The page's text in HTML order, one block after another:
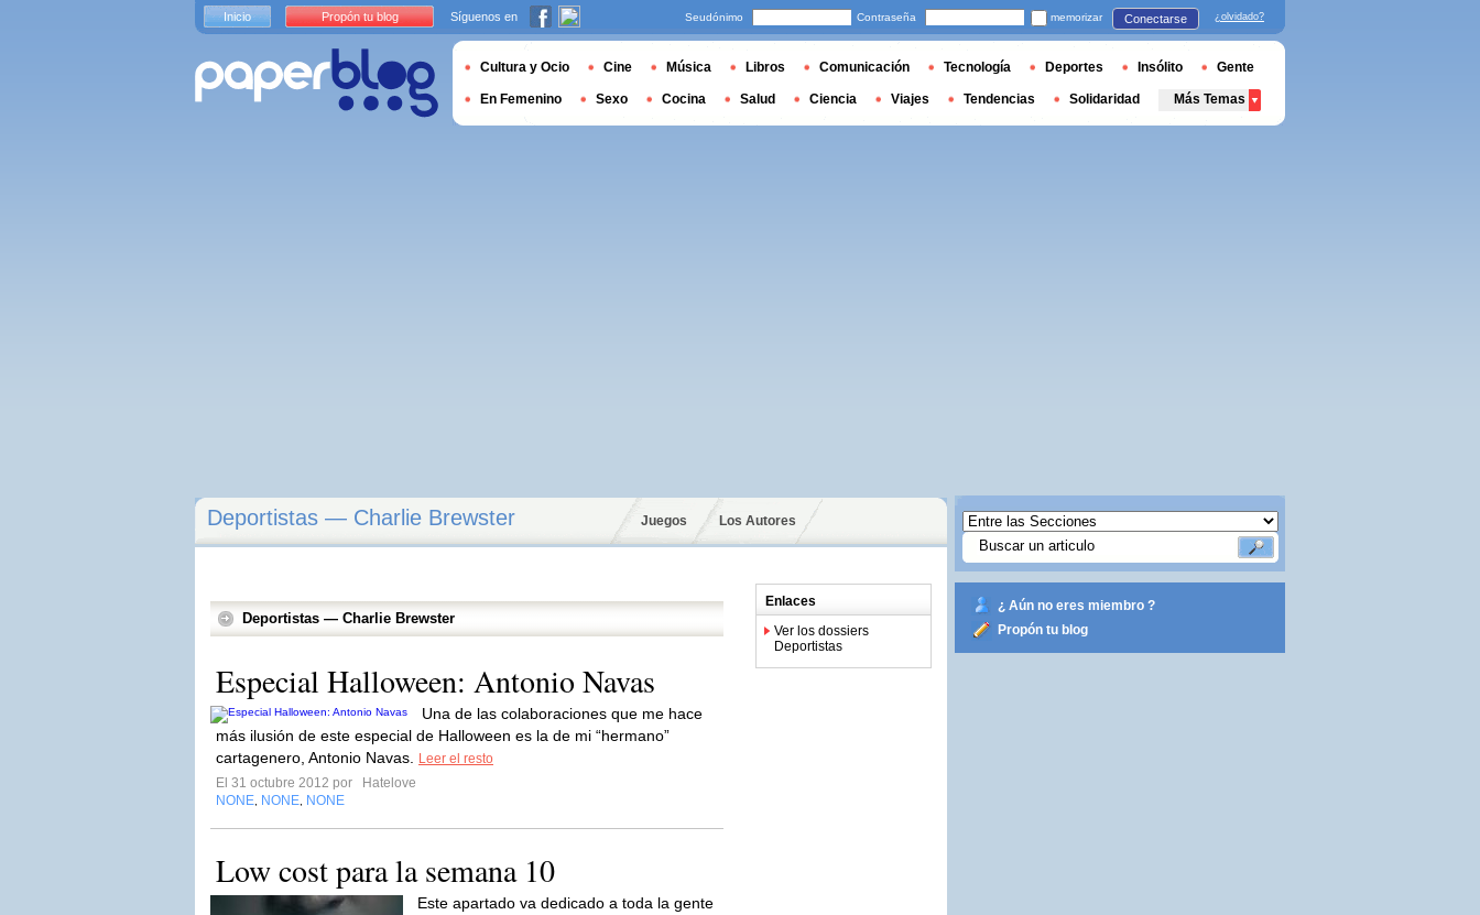
Deportistas — Charlie Brewster Juegos Los Autores
Deportistas — Charlie Brewster
Especial Halloween: Antonio Navas
Una de las colaboraciones que me hace
más ilusión de este especial de Halloween es la de mi “hermano”
cartagenero, Antonio Navas.
Leer el resto
El 31 octubre 2012 por
Hatelove
NONE NONE NONE
Low cost para la semana 10
Este apartado va dedicado a toda la gente
Enlaces
Ver los dossiers
Deportistas
¿ Aún no eres miembro ?
Propón tu blog
Inicio Propón tu blog Síguenos en Seudónimo Contraseña memorizar Conectarse ¿olvidado?
Cultura y Ocio Cine Música Libros Comunicación Tecnología Deportes Insólito Gente
En Femenino Sexo Cocina Salud Ciencia Viajes Tendencias Solidaridad Más Temas